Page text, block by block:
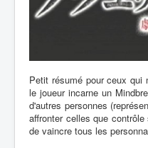
Petit résumé pour ceux qui
le joueur incarne un
d'autres personnes
affronter celles que
de vaincre tous les